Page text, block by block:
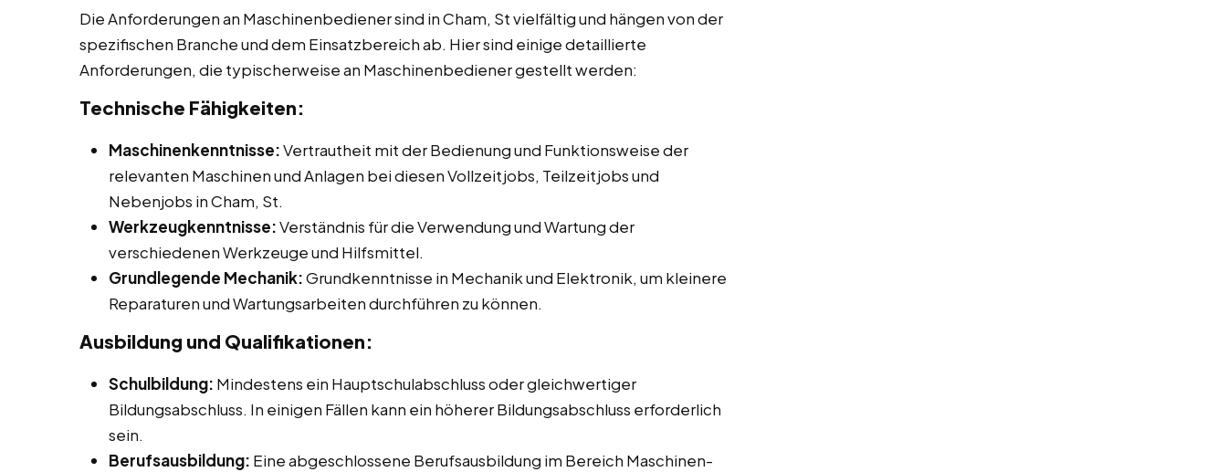
Die Anforderungen an Maschinenbediener sind in Cham, St vielfältig und hängen von der
spezifischen Branche und dem Einsatzbereich ab. Hier sind einige detaillierte
Anforderungen, die typischerweise an Maschinenbediener gestellt werden:
Technische Fähigkeiten:
Maschinenkenntnisse:Vertrautheit mit der Bedienung und Funktionsweise der
relevanten Maschinen und Anlagen bei diesen Vollzeitjobs, Teilzeitjobs und
Nebenjobs in Cham, St.
Werkzeugkenntnisse:Verständnis für die Verwendung und Wartung der
verschiedenen Werkzeuge und Hilfsmittel.
Grundlegende Mechanik:Grundkenntnisse in Mechanik und Elektronik, um kleinere
Reparaturen und Wartungsarbeiten durchführen zu können.
Ausbildung und Qualifikationen:
Schulbildung: Mindestens ein Hauptschulabschluss oder gleichwertiger
Bildungsabschluss. In einigen Fällen kann ein höherer Bildungsabschluss erforderlich
sein.
Berufsausbildung: Eine abgeschlossene Berufsausbildung im Bereich Maschinen-